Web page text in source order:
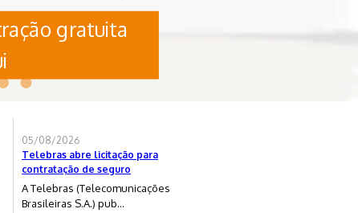
gratuita
05/08/2026
Telebras abre licitação para
contratação de seguro
A Telebras (Telecomunicações
Brasileiras S.A.) pub...